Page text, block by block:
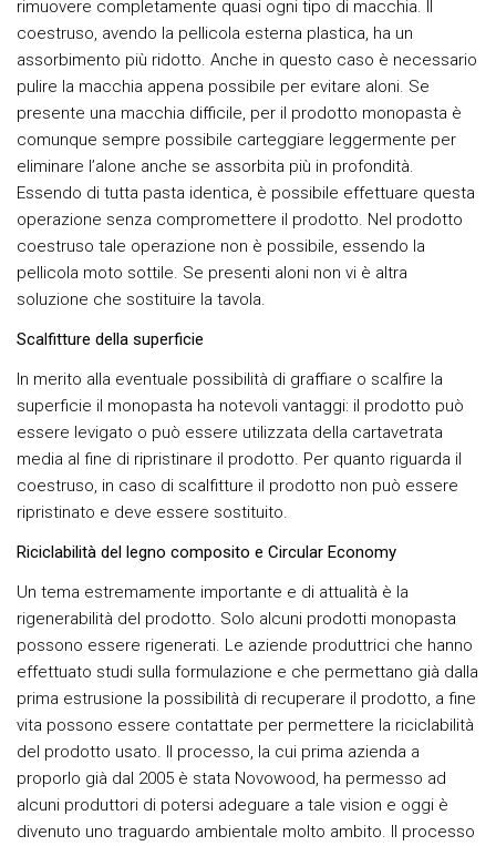
rimuovere completamente quasi ogni tipo di macchia. Il
coestruso, avendo la pellicola esterna plastica, ha un
assorbimento più ridotto. Anche in questo caso è necessario
pulire la macchia appena possibile per evitare aloni. Se
presente una macchia difficile, per il prodotto monopasta è
comunque sempre possibile carteggiare leggermente per
eliminare l’alone anche se assorbita più in profondità.
Essendo di tutta pasta identica, è possibile effettuare questa
operazione senza compromettere il prodotto. Nel prodotto
coestruso tale operazione non è possibile, essendo la
pellicola moto sottile. Se presenti aloni non vi è altra
soluzione che sostituire la tavola.
Scalfitture della superficie
In merito alla eventuale possibilità di graffiare o scalfire la
superficie il monopasta ha notevoli vantaggi: il prodotto può
essere levigato o può essere utilizzata della cartavetrata
media al fine di ripristinare il prodotto. Per quanto riguarda il
coestruso, in caso di scalfitture il prodotto non può essere
ripristinato e deve essere sostituito.
Riciclabilità del legno composito e Circular Economy
Un tema estremamente importante e di attualità è la
rigenerabilità del prodotto. Solo alcuni prodotti monopasta
possono essere rigenerati. Le aziende produttrici che hanno
effettuato studi sulla formulazione e che permettano già dalla
prima estrusione la possibilità di recuperare il prodotto, a fine
vita possono essere contattate per permettere la riciclabilità
del prodotto usato. Il processo, la cui prima azienda a
proporlo già dal 2005 è stata Novowood, ha permesso ad
alcuni produttori di potersi adeguare a tale vision e oggi è
divenuto uno traguardo ambientale molto ambito. Il processo